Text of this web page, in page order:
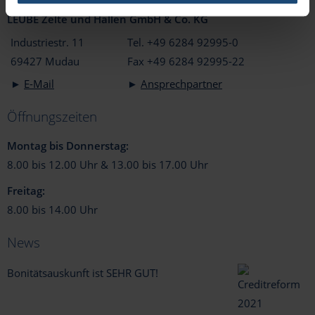
LEUBE Zelte und Hallen GmbH & Co. KG
Industriestr. 11
69427 Mudau
► E-Mail
Tel. +49 6284 92995-0
Fax +49 6284 92995-22
► Ansprechpartner
Öffnungszeiten
Montag bis Donnerstag:
8.00 bis 12.00 Uhr & 13.00 bis 17.00 Uhr
Freitag:
8.00 bis 14.00 Uhr
News
Bonitätsauskunft ist SEHR GUT!